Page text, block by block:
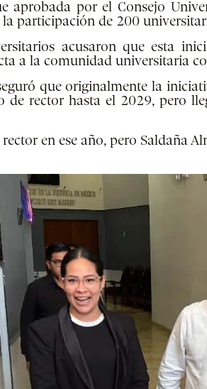
aprobada por el Consejo
participación de 200
acusaron que esta
a la comunidad universitaria
que originalmente la
de rector hasta el 2029, pero
en ese año, pero Saldaña